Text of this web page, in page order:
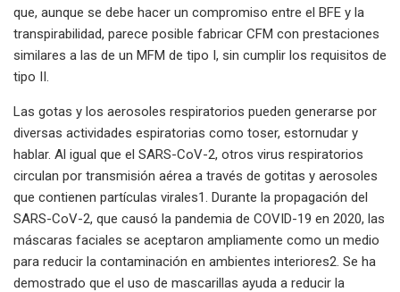
que, aunque se debe hacer un compromiso entre el BFE y la
transpirabilidad, parece posible fabricar CFM con prestaciones
similares a las de un MFM de tipo I, sin cumplir los requisitos de
tipo II.
Las gotas y los aerosoles respiratorios pueden generarse por
diversas actividades espiratorias como toser, estornudar y
hablar. Al igual que el SARS-CoV-2, otros virus respiratorios
circulan por transmisión aérea a través de gotitas y aerosoles
que contienen partículas virales1. Durante la propagación del
SARS-CoV-2, que causó la pandemia de COVID-19 en 2020, las
máscaras faciales se aceptaron ampliamente como un medio
para reducir la contaminación en ambientes interiores2. Se ha
demostrado que el uso de mascarillas ayuda a reducir la